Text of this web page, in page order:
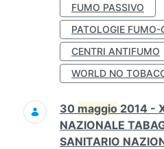
FUMO PASSIVO
PATOLOGIE FUMO-
CENTRI ANTIFUMO
WORLD NO
30 maggio 2014 -
NAZIONALE
SANITARIO